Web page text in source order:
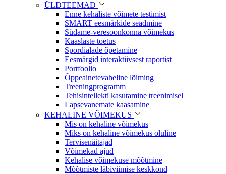
ÜLDTEEMAD
Enne kehaliste võimete testimist
SMART eesmärkide seadmine
Südame-veresoonkonna võimekus
Kaaslaste toetus
Spordialade õpetamine
Eesmärgid interaktiivsest raportist
Portfoolio
Õppeainetevaheline lõiming
Treeningprogramm
Tehisintellekti kasutamine treenimisel
Lapsevanemate kaasamine
KEHALINE VÕIMEKUS
Mis on kehaline võimekus
Miks on kehaline võimekus oluline
Tervisenäitajad
Võimekad ajud
Kehalise võimekuse mõõtmine
Mõõtmiste läbiviimise keskkond